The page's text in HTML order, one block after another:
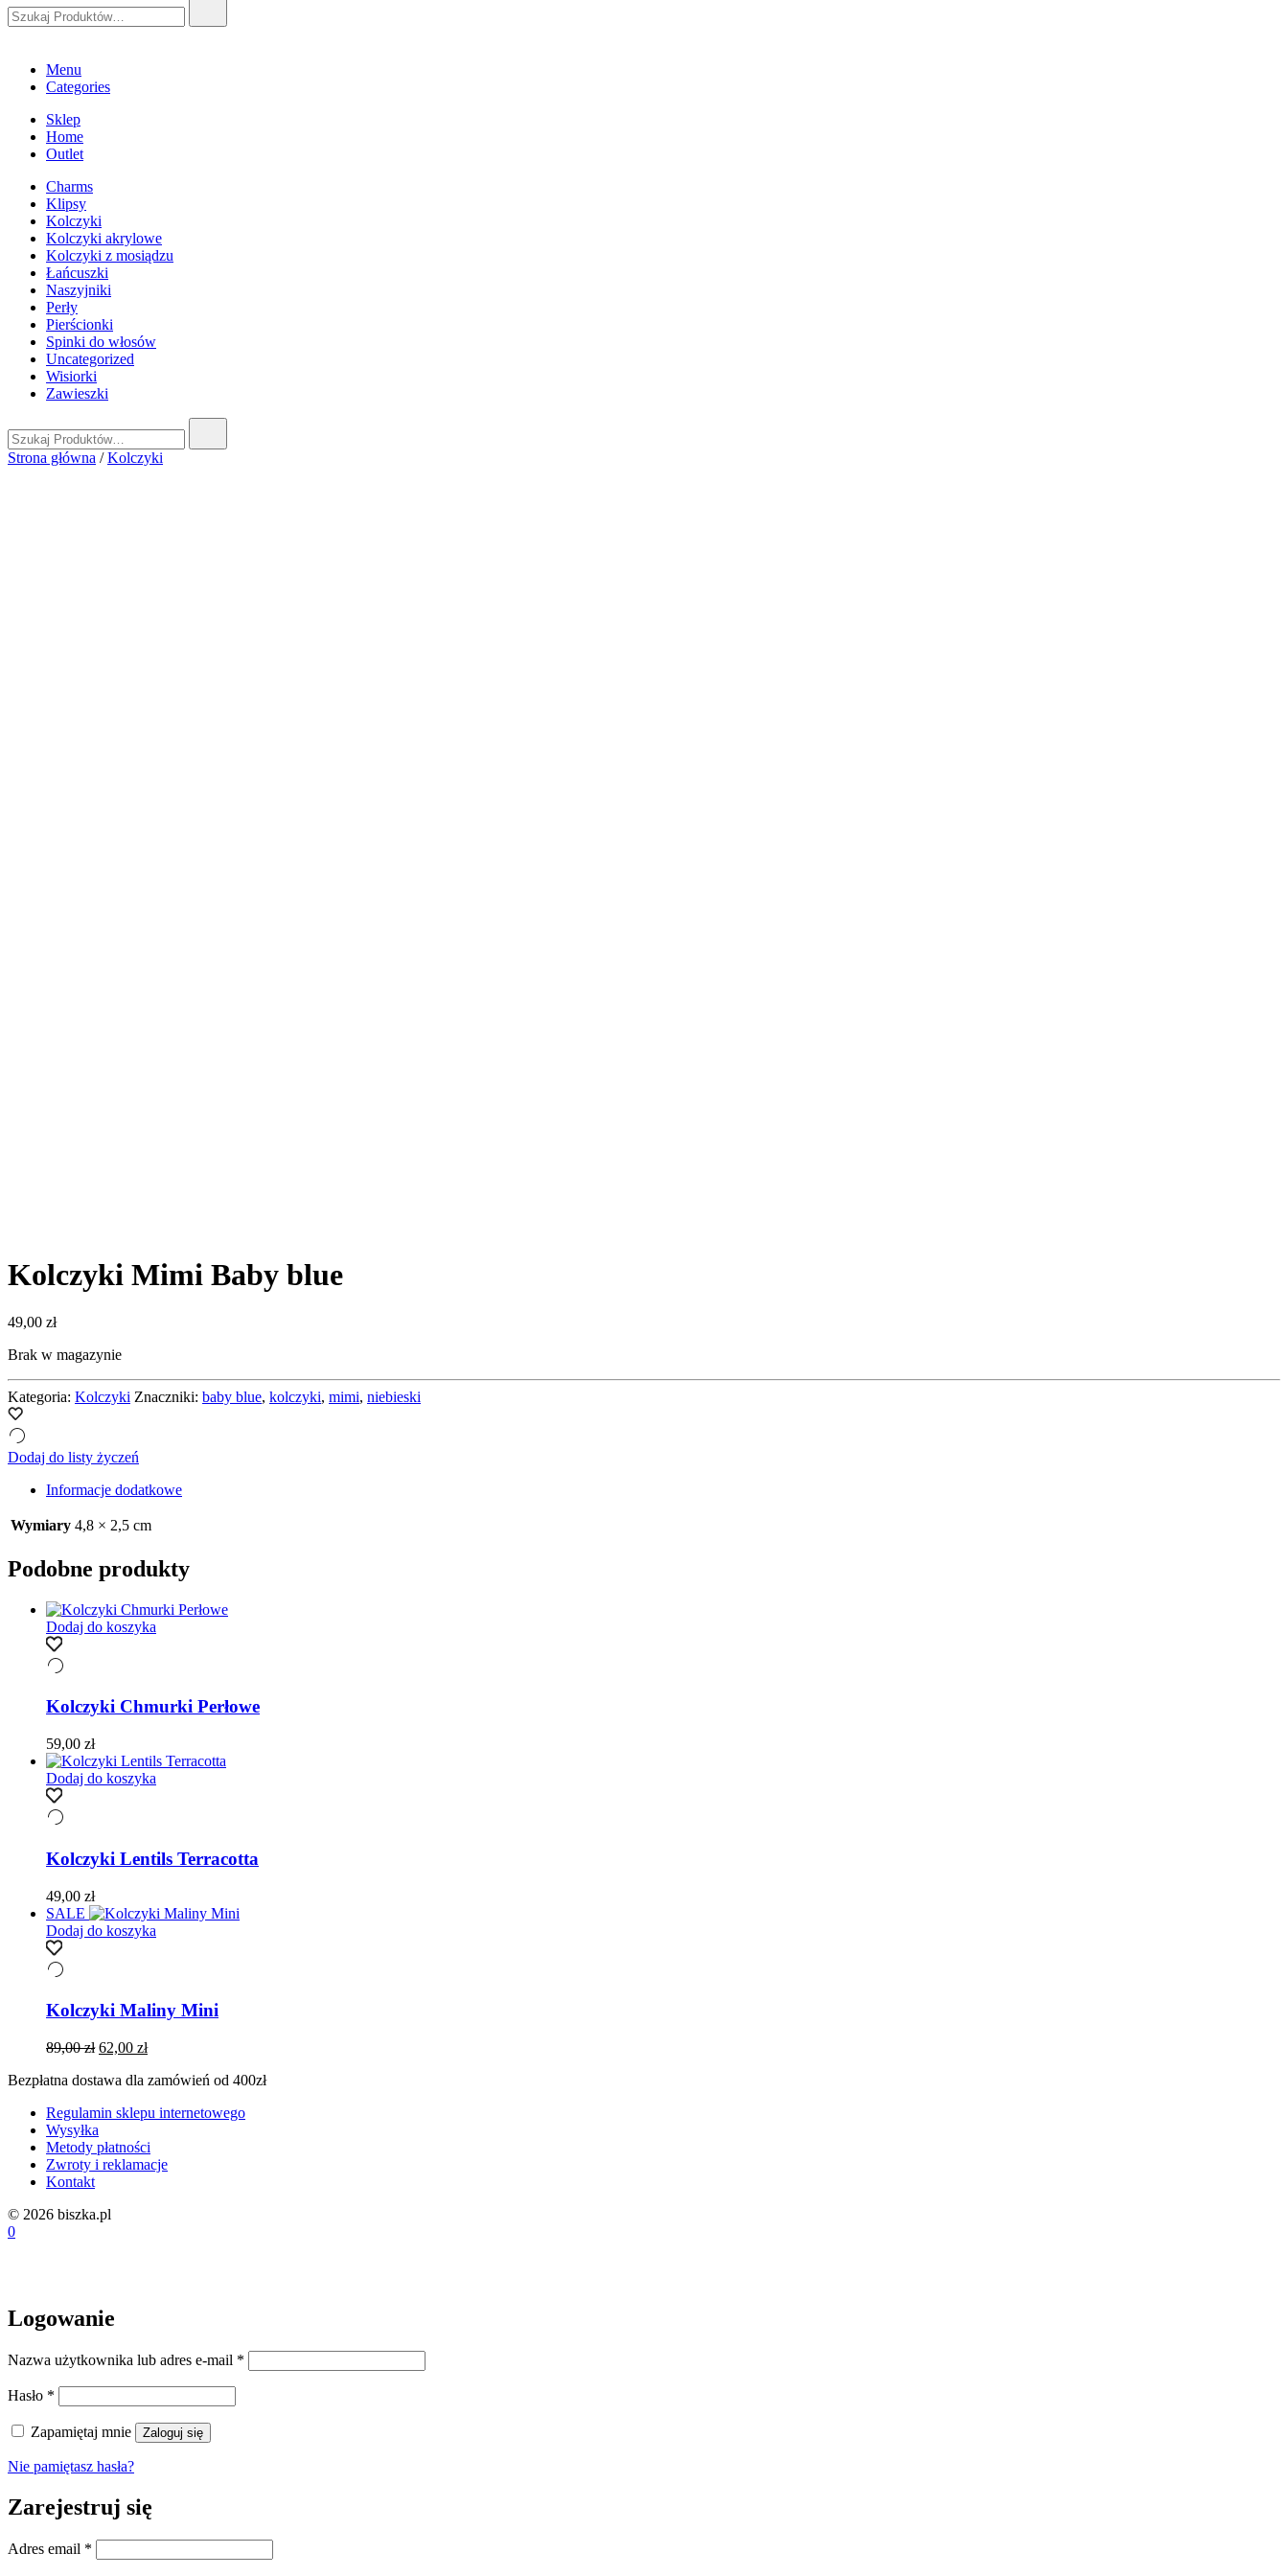
Menu
Categories
Sklep
Home
Outlet
Charms
Klipsy
Kolczyki
Kolczyki akrylowe
Kolczyki z mosiądzu
Łańcuszki
Naszyjniki
Perły
Pierścionki
Spinki do włosów
Uncategorized
Wisiorki
Zawieszki
Strona główna /Kolczyki
Kolczyki Mimi Baby blue
49,00 zł
Brak w magazynie
Kategoria: Kolczyki Znaczniki: baby blue, kolczyki, mimi, niebieski
Dodaj do listy życzeń
Informacje dodatkowe
Wymiary 4,8 × 2,5 cm
Podobne produkty
Dodaj do koszyka
Kolczyki Chmurki Perłowe
59,00 zł
Dodaj do koszyka
Kolczyki Lentils Terracotta
49,00 zł
SALE
Dodaj do koszyka
Kolczyki Maliny Mini
89,00zł Pierwotna
wynosiła:
62,00 złAktualna
wynosi:
Bezpłatna dostawa dla zamówień od 400zł
Regulamin sklepu internetowego
Wysyłka
Metody płatności
Zwroty i reklamacje
Kontakt
© 2026 biszka.pl
0
Logowanie
Nazwa użytkownika lub adres e-mail *
Hasło *
Zapamiętaj mnie Zaloguj się
Nie pamiętasz hasła?
Zarejestruj się
Adres email *